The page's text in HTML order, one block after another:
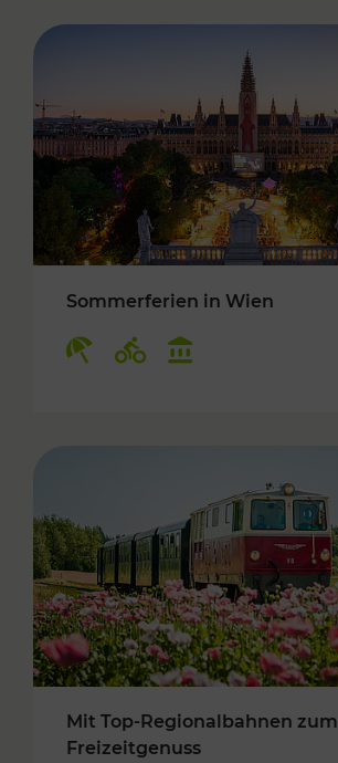
Sommerferien in Wien
Mit Top-Regionalbahnen zum
Freizeitgenuss